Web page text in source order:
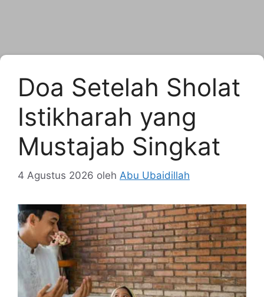
Doa Setelah Sholat
Istikharah yang
Mustajab Singkat
4 Agustus 2026 oleh Abu Ubaidillah